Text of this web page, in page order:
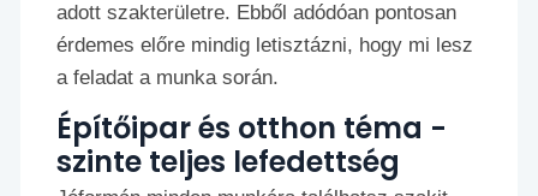
adott szakterületre. Ebből adódóan pontosan
érdemes előre mindig letisztázni, hogy mi lesz
a feladat a munka során.
Építőipar és otthon téma -
szinte teljes lefedettség